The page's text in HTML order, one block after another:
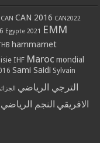
CAN CAN 2016 CAN2022
Egypte 2021 EMM
hammamet
IHF Maroc mondial
Sami Saidi Sylvain
الترجي الرياضي الجزائر
الافريقي النجم